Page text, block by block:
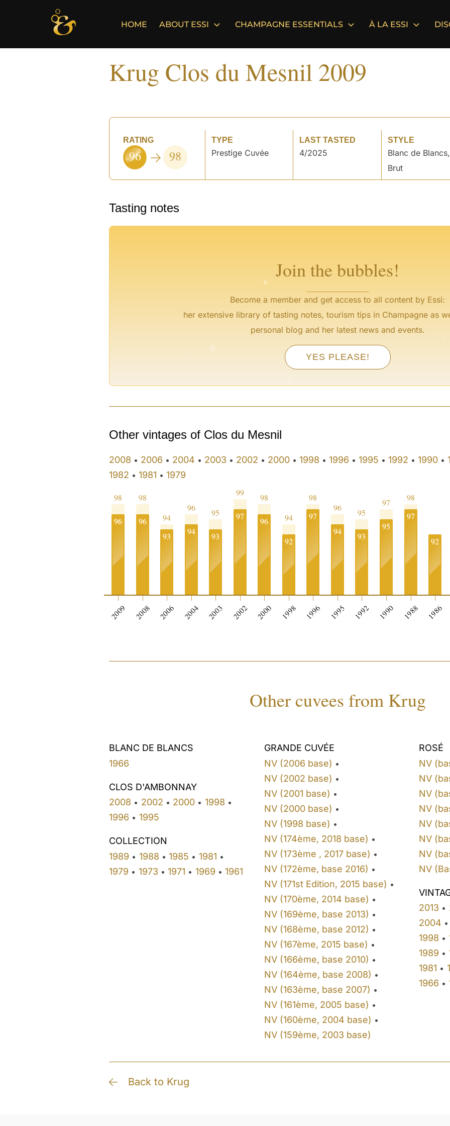
HOME ABOUT ESSI CHAMPAGNE ESSENTIALS À LA ESSI
Krug Clos du Mesnil 2009
RATING
96 98
TYPE
Prestige Cuvée
LAST TASTED
4/2025
STYLE
Blanc de Blancs,
Brut
Tasting notes
Join the bubbles!
Become a member and get access to all content by Essi:
her extensive library of tasting notes, tourism tips in Champagne as
personal blog and her latest news and events.
YES PLEASE!
°
°
°
°
°
Other vintages of Clos du Mesnil
2008 • 2006 • 2004 • 2003 • 2002 • 2000 • 1998 • 1996 • 1995 • 1992 • 1990 •
1982 • 1981 • 1979
98
96
2009
98
96
2008
94
93
2006
96
94
2004
95
93
2003
99
97
2002
98
96
2000
94
92
1998
98
97
1996
96
94
1995
95
93
1992
97
95
1990
98
97
1988
92
1986
Other cuvees from Krug
BLANC DE BLANCS
1966
CLOS D'AMBONNAY
2008 • 2002 • 2000 • 1998 •
1996 • 1995
COLLECTION
1989 • 1988 • 1985 • 1981 •
1979 • 1973 • 1971 • 1969 • 1961
GRANDE CUVÉE
NV (2006 base) •
NV (2002 base) •
NV (2001 base) •
NV (2000 base) •
NV (1998 base) •
NV (174ème, 2018 base) •
NV (173ème , 2017 base) •
NV (172ème, base 2016) •
NV (171st Edition, 2015 base) •
NV (170ème, 2014 base) •
NV (169ème, base 2013) •
NV (168ème, base 2012) •
NV (167ème, 2015 base) •
NV (166ème, base 2010) •
NV (164ème, base 2008) •
NV (163ème, base 2007) •
NV (161ème, 2005 base) •
NV (160ème, 2004 base) •
NV (159ème, 2003 base)
ROSÉ
NV
NV
NV
NV
NV
NV
NV
NV
2013 •
2004 •
1998 •
1989 •
1981 •
1966 •
Back to Krug